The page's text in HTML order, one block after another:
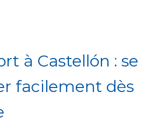
à Castellón : se
facilement dès